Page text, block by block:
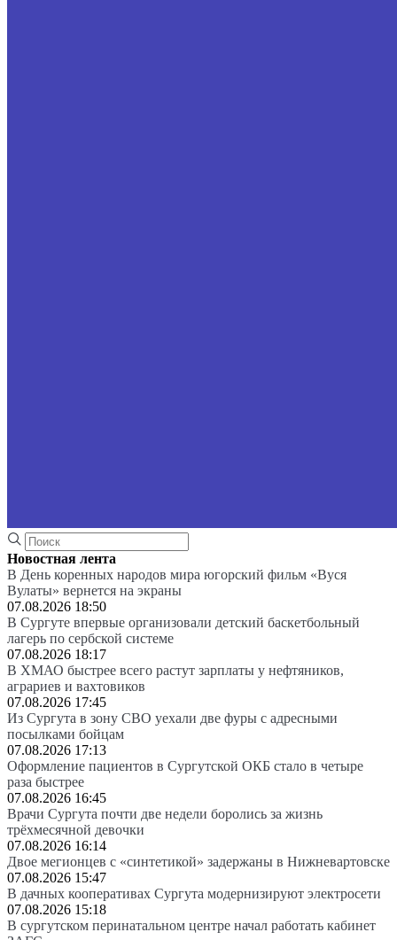
Новостная лента
В День коренных народов мира югорский фильм «Вуся
Вулаты» вернется на экраны
07.08.2026 18:50
В Сургуте впервые организовали детский баскетбольный
лагерь по сербской системе
07.08.2026 18:17
В ХМАО быстрее всего растут зарплаты у нефтяников,
аграриев и вахтовиков
07.08.2026 17:45
Из Сургута в зону СВО уехали две фуры с адресными
посылками бойцам
07.08.2026 17:13
Оформление пациентов в Сургутской ОКБ стало в четыре
раза быстрее
07.08.2026 16:45
Врачи Сургута почти две недели боролись за жизнь
трёхмесячной девочки
07.08.2026 16:14
Двое мегионцев с «синтетикой» задержаны в Нижневартовске
07.08.2026 15:47
В дачных кооперативах Сургута модернизируют электросети
07.08.2026 15:18
В сургутском перинатальном центре начал работать кабинет